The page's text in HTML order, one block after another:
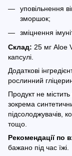
уповільнення
зморшок;
зміцнення
Склад: 25 мг Aloe
капсулі.
Додаткові
рослинний
Продукт не
зокрема
підсолоджувачів,
тощо.
Рекомендації по
бажано під час їжі.